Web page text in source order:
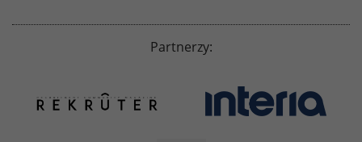
Partnerzy: